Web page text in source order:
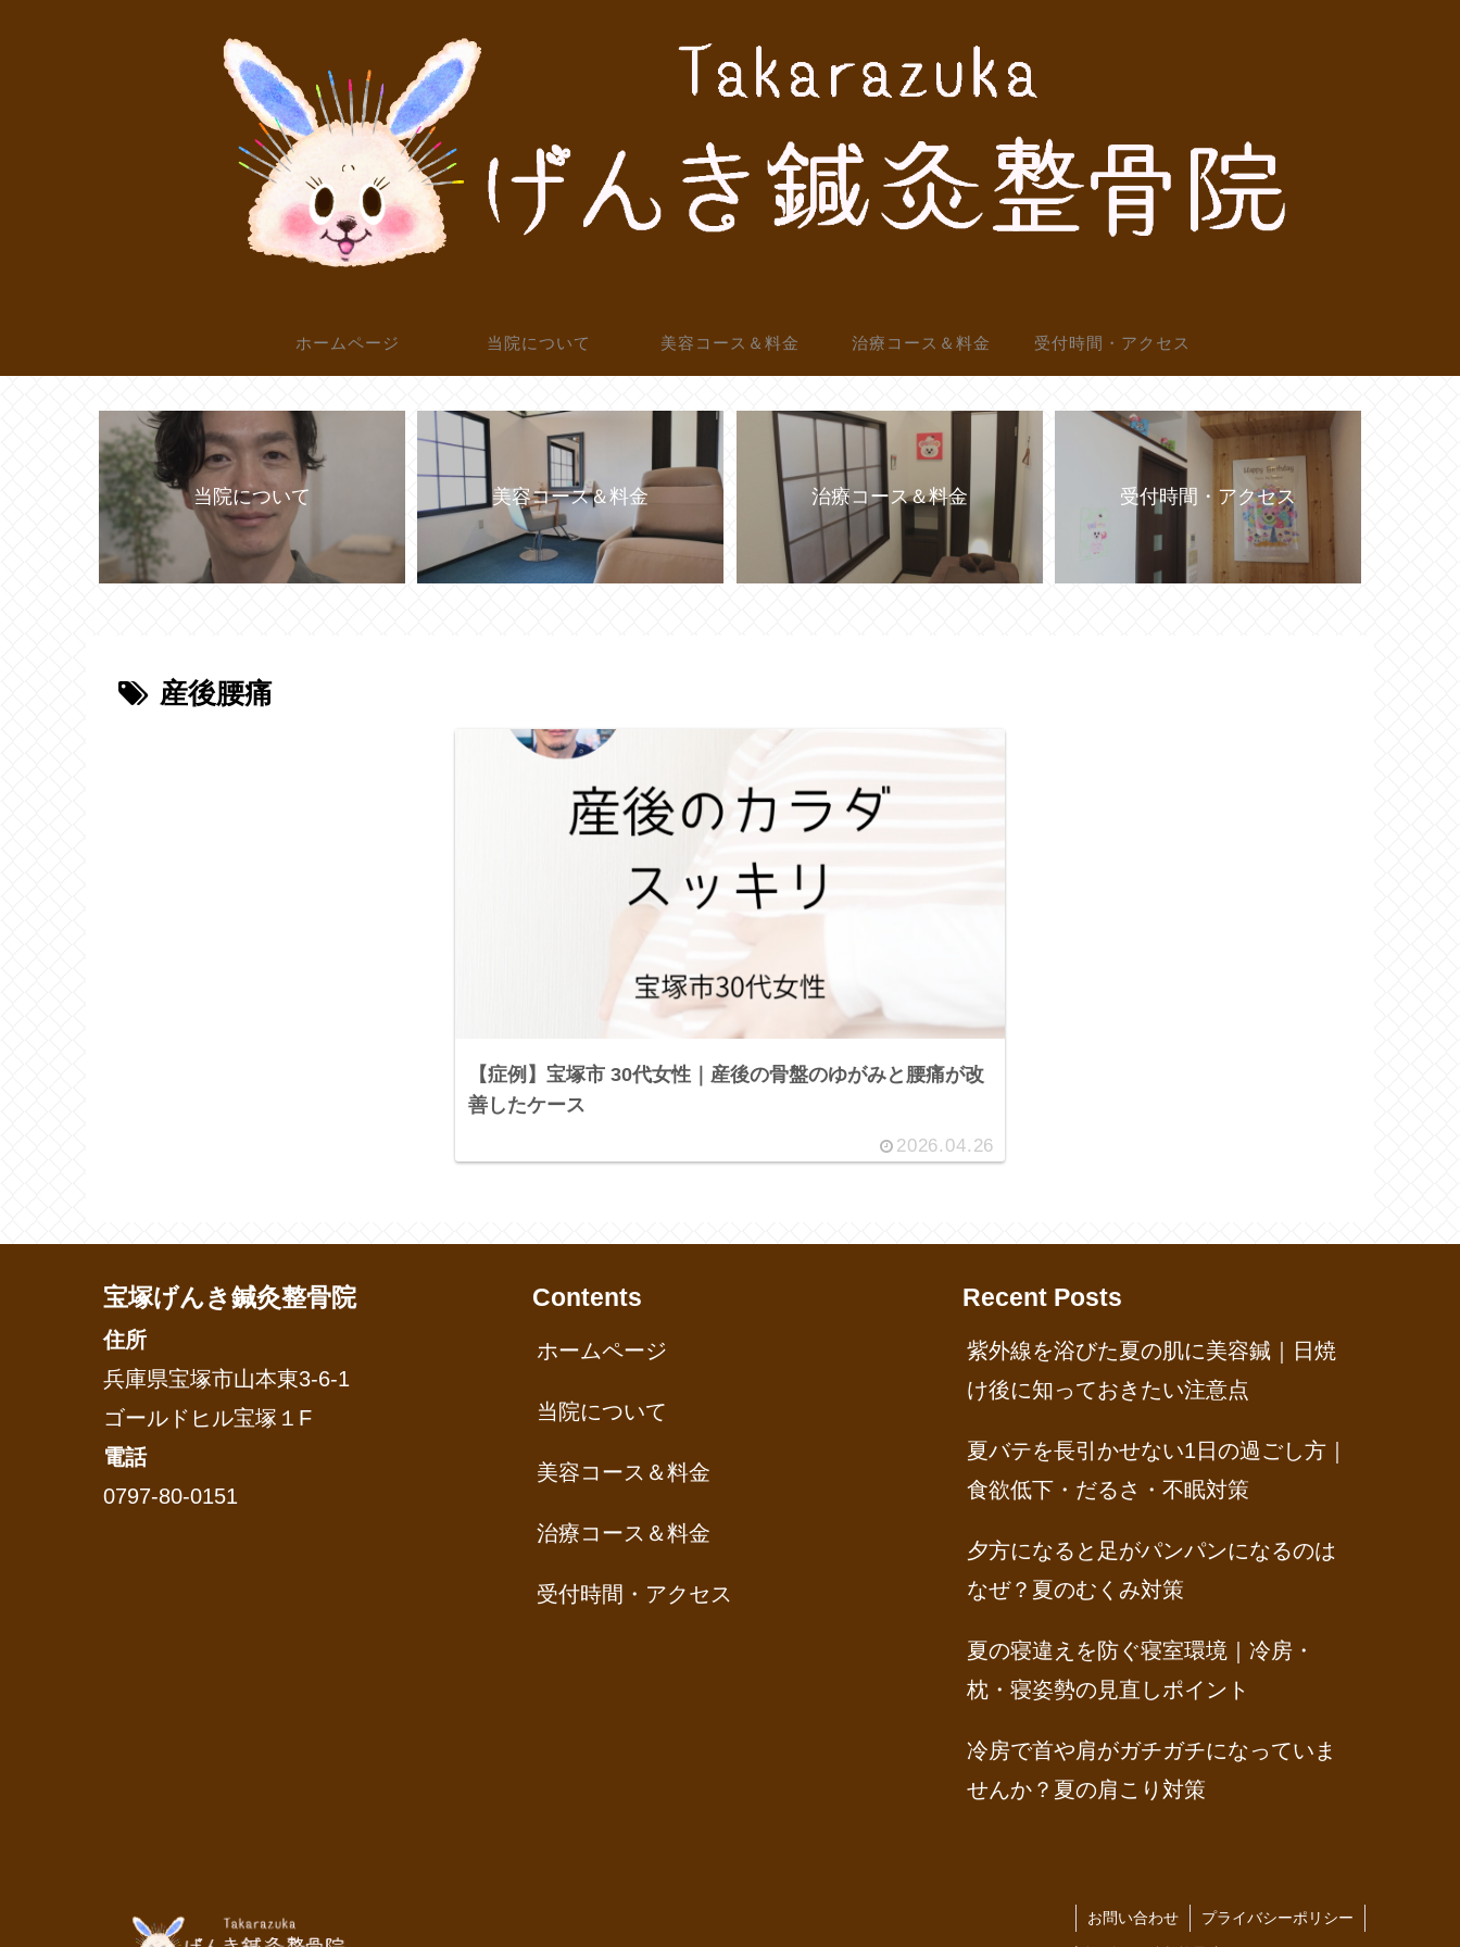
ホームページ 当院について 美容コース＆料金 治療コース＆料金 受付時間・アクセス
当院について 美容コース＆料金 治療コース＆料金 受付時間・アクセス
産後腰痛
【症例】宝塚市 30代女性｜産後の骨盤のゆがみと腰痛が改
善したケース
2026.04.26
宝塚げんき鍼灸整骨院
住所
兵庫県宝塚市山本東3-6-1
ゴールドヒル宝塚１F
電話
0797-80-0151
Contents
ホームページ
当院について
美容コース＆料金
治療コース＆料金
受付時間・アクセス
Recent Posts
紫外線を浴びた夏の肌に美容鍼｜日焼
け後に知っておきたい注意点
夏バテを長引かせない1日の過ごし方｜
食欲低下・だるさ・不眠対策
夕方になると足がパンパンになるのは
なぜ？夏のむくみ対策
夏の寝違えを防ぐ寝室環境｜冷房・
枕・寝姿勢の見直しポイント
冷房で首や肩がガチガチになっていま
せんか？夏の肩こり対策
お問い合わせ プライバシーポリシー